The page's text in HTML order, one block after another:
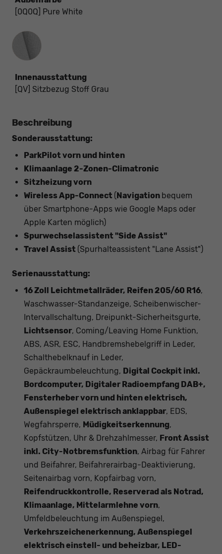
[0Q0Q] Pure White
Innenausstattung
Innenausstattung
[QV] Sitzbezug Stoff Grau
Beschreibung
Sonderausstattung:
ParkPilot vorn und hinten
Klimaanlage 2-Zonen-Climatronic
Sitzheizung vorn
Wireless App-Connect ( Navigation bequem
über Smartphone-Apps wie Google Maps oder
Apple Karten möglich)
Spurwechselassistent "Side Assist"
Travel Assist (Spurhalteassistent "Lane Assist")
Serienausstattung:
16 Zoll Leichtmetallräder, Reifen 205/60 R16,
Waschwasser-Standanzeige, Scheibenwischer-
Intervallschaltung, Dreipunkt-Sicherheitsgurte,
Lichtsensor, Coming/Leaving Home Funktion,
ABS, ASR, ESC, Handbremshebelgriff in Leder,
Schalthebelknauf in Leder,
Gepäckraumbeleuchtung, Digital Cockpit inkl.
Bordcomputer, Digitaler Radioempfang DAB+,
Fensterheber vorn und hinten elektrisch,
Außenspiegel elektrisch anklappbar, EDS,
Wegfahrsperre, Müdigkeitserkennung,
Kopfstützen, Uhr & Drehzahlmesser, Front Assist
inkl. City-Notbremsfunktion, Airbag für Fahrer
und Beifahrer, Beifahrerairbag-Deaktivierung,
Seitenairbag vorn, Kopfairbag vorn,
Reifendruckkontrolle, Reserverad als Notrad,
Klimaanlage, Mittelarmlehne vorn,
Umfeldbeleuchtung im Außenspiegel,
Verkehrszeichenerkennung, Außenspiegel
elektrisch einstell- und beheizbar, LED-